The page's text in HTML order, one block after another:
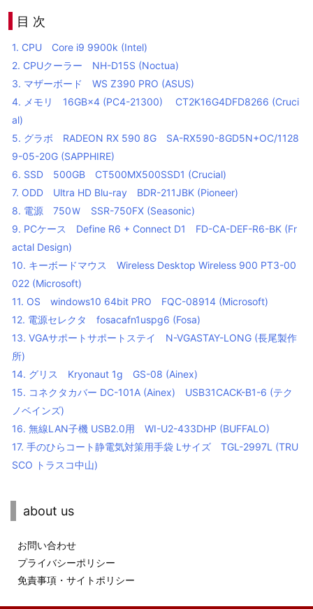
目 次
1. CPU Core i9 9900k (Intel)
2. CPUクーラー NH-D15S (Noctua)
3. マザーボード WS Z390 PRO (ASUS)
4. メモリ 16GB×4 (PC4-21300) CT2K16G4DFD8266 (Cruci
al)
5. グラボ RADEON RX 590 8G SA-RX590-8GD5N+OC/1128
9-05-20G (SAPPHIRE)
6. SSD 500GB CT500MX500SSD1 (Crucial)
7. ODD Ultra HD Blu-ray BDR-211JBK (Pioneer)
8. 電源 750Ｗ SSR-750FX (Seasonic)
9. PCケース Define R6 + Connect D1 FD-CA-DEF-R6-BK (Fr
actal Design)
10. キーボードマウス Wireless Desktop Wireless 900 PT3-00
022 (Microsoft)
11. OS windows10 64bit PRO FQC-08914 (Microsoft)
12. 電源セレクタ fosacafn1uspg6 (Fosa)
13. VGAサポートサポートステイ N-VGASTAY-LONG (長尾製作
所)
14. グリス Kryonaut 1g GS-08 (Ainex)
15. コネクタカバー DC-101A (Ainex) USB31CACK-B1-6 (テク
ノベインズ)
16. 無線LAN子機 USB2.0用 WI-U2-433DHP (BUFFALO)
17. 手のひらコート静電気対策用手袋 Lサイズ TGL-2997L (TRU
SCO トラスコ中山)
about us
お問い合わせ
プライバシーポリシー
免責事項・サイトポリシー